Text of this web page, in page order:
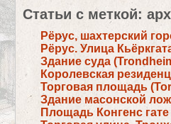
Статьи с меткой:
Рёрус, шахтерский
Рёрус. Улица
Здание суда
Королевская
Торговая площадь
Здание масонской
Площадь Конгенс